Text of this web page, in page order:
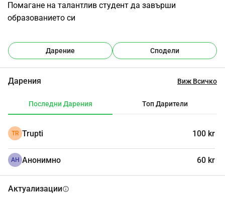
Помагане на талантлив студент да завърши
образованието си
Дарение Сподели
Дарения Виж Всичко
Последни Дарения Топ Дарители
TR Trupti 100 kr
АН Анонимно 60 kr
Актуализацииinfo